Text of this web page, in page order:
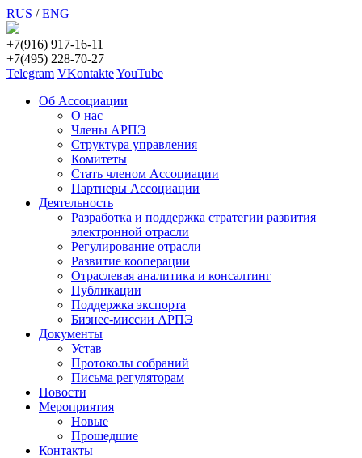
RUS /ENG
+7(916) 917-16-11
+7(495) 228-70-27
Telegram VKontakteYouTube
Об Ассоциации
О нас
Члены АРПЭ
Структура управления
Комитеты
Стать членом Ассоциации
Партнеры Ассоциации
Деятельность
Разработка и поддержка стратегии развития
электронной отрасли
Регулирование отрасли
Развитие кооперации
Отраслевая аналитика и консалтинг
Публикации
Поддержка экспорта
Бизнес-миссии АРПЭ
Документы
Устав
Протоколы собраний
Письма регуляторам
Новости
Мероприятия
Новые
Прошедшие
Контакты